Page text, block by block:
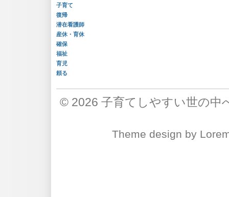
子育て
復帰
潜在看護師
産休・育休
確保
福祉
育児
頼る
© 2026 子育てしやすい世の中
Theme design by